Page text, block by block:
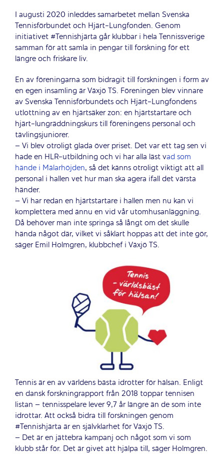
I augusti 2020 inleddes samarbetet mellan Svenska
Tennisförbundet och Hjärt-Lungfonden. Genom
initiativet #Tennishjärta går klubbar i hela Tennissverige
samman för att samla in pengar till forskning för ett
längre och friskare liv.
En av föreningarna som bidragit till forskningen i form av
en egen insamling är Växjö TS. Föreningen blev vinnare
av Svenska Tennisförbundets och Hjärt-Lungfondens
utlottning av en hjärtsäker zon: en hjärtstartare och
hjärt-lungräddningskurs till föreningens personal och
tävlingsjuniorer.
– Vi blev otroligt glada över priset. Det var ett tag sen vi
hade en HLR-utbildning och vi har alla läst vad som
hände i Mälarhöjden, så det känns otroligt viktigt att all
personal i hallen vet hur man ska agera ifall det värsta
händer.
– Vi har redan en hjärtstartare i hallen men nu kan vi
komplettera med ännu en vid vår utomhusanläggning.
Då behöver man inte springa så långt om det skulle
hända något där, vilket vi såklart hoppas att det inte gör,
säger Emil Holmgren, klubbchef i Växjö TS.
Tennis är en av världens bästa idrotter för hälsan. Enligt
en dansk forskningrapport från 2018 toppar tennisen
listan – tennisspelare lever 9,7 år längre än de som inte
idrottar. Att också bidra till forskningen genom
#Tennishjärta är en självklarhet för Växjö TS.
– Det är en jättebra kampanj och något som vi som
klubb står för. Det är givet att hjälpa till, säger Holmgren.